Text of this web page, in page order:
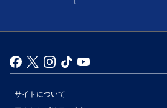
サイトについて